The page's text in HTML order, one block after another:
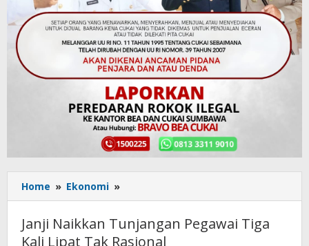
Home » Ekonomi »
Naikkan
Pegawai
Janji Naikkan Tunjangan Pegawai Tiga
Kali Lipat Tak Rasional